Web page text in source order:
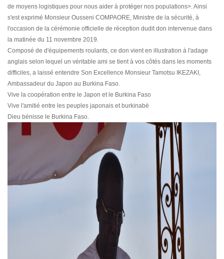
de moyens logistiques pour nous aider à protéger nos populations>. Ainsi
s'est exprimé Monsieur Ousseni COMPAORE, Ministre de la sécurité, à
l'occasion de la cérémonie officielle de réception dudit don intervenue dans
la matinée du 11 novembre 2019.
Composé de d'équipements roulants, ce don vient en illustration à l'adage
anglais selon lequel un véritable ami se tient à vos côtés dans les moments
difficiles, a laissé entendre Son Excellence Monsieur Tamotsu IKEZAKI,
Ambassadeur du Japon au Burkina Faso.
Vive la coopération entre le Japon et le Burkina Faso
Vive l'amitié entre les peuples japonais et burkinabè
Dieu bénisse le Burkina Faso.